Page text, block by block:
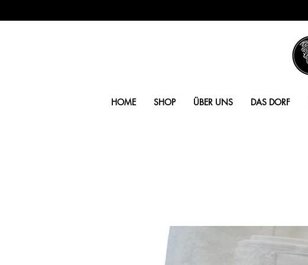
HOME SHOP ÜBER UNS DAS DORF